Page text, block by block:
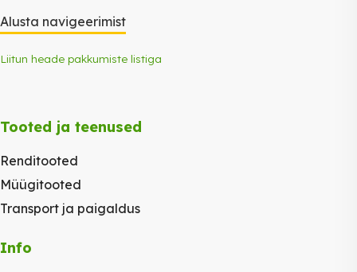
Alusta navigeerimist
Liitun heade pakkumiste listiga
Tooted ja teenused
Renditooted
Müügitooted
Transport ja paigaldus
Info